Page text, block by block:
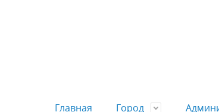
Главная Город